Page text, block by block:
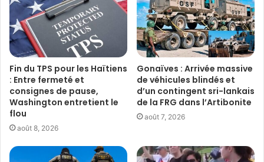
Fin du TPS pour les Haïtiens
: Entre fermeté et
consignes de pause,
Washington entretient le
flou
août 8, 2026
Gonaïves : Arrivée massive
de véhicules blindés et
d’un contingent sri-lankais
de la FRG dans l’Artibonite
août 7, 2026